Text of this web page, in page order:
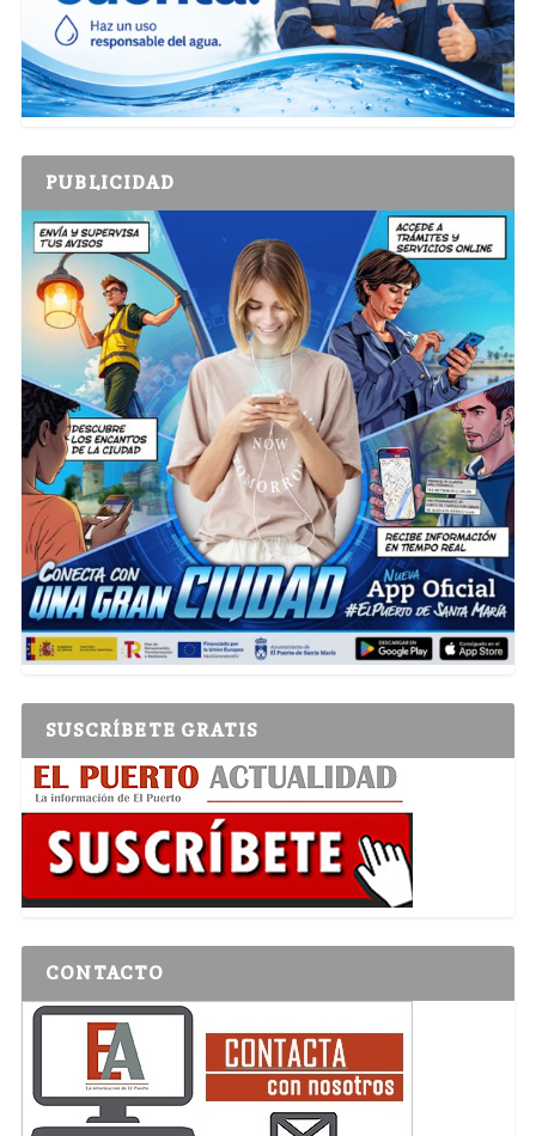
PUBLICIDAD
SUSCRÍBETE GRATIS
CONTACTO